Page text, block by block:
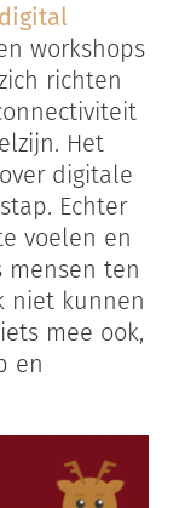
digital
workshops
richten
Het
digitale
Echter
voelen en
mensen ten
niet kunnen
mee ook,
en